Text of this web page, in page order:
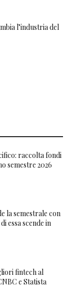
l’industria del
raccolta fondi
semestre 2026
la semestrale con
essa scende in
fintech al
e Statista